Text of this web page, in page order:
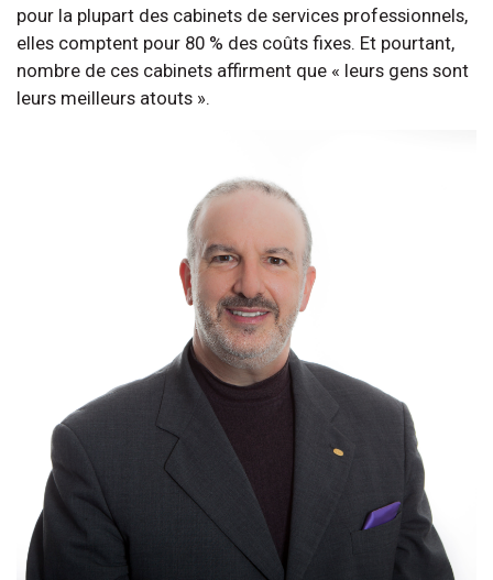
pour la plupart des cabinets de services professionnels,
elles comptent pour 80 % des coûts fixes. Et pourtant,
nombre de ces cabinets affirment que « leurs gens sont
leurs meilleurs atouts ».